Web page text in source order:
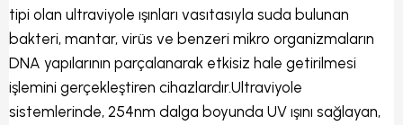
tipi olan ultraviyole ışınları vasıtasıyla suda bulunan
bakteri, mantar, virüs ve benzeri mikro organizmaların
DNA yapılarının parçalanarak etkisiz hale getirilmesi
işlemini gerçekleştiren cihazlardır.Ultraviyole
sistemlerinde, 254nm dalga boyunda UV ışını sağlayan,